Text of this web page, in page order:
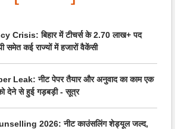
Crisis: बिहार में टीचर्स के 2.70 लाख+ पद
समेत कई राज्यों में हजारों वैकेंसी
Leak: नीट पेपर तैयार और अनुवाद का काम एक
देने से हुई गड़बड़ी - सूत्र
2026: नीट काउंसलिंग शेड्यूल जल्द,